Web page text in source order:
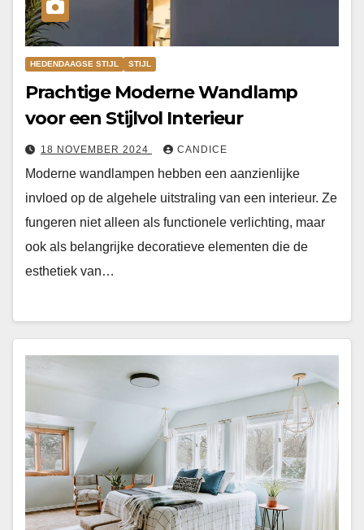
HEDENDAAGSE STIJL STIJL
Prachtige Moderne Wandlamp
voor een Stijlvol Interieur
18 NOVEMBER 2024 CANDICE
Moderne wandlampen hebben een aanzienlijke
invloed op de algehele uitstraling van een interieur. Ze
fungeren niet alleen als functionele verlichting, maar
ook als belangrijke decoratieve elementen die de
esthetiek van…